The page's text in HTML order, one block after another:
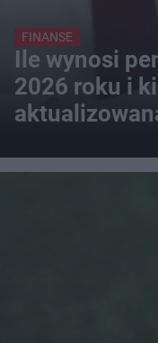
FINANSE
Ile wynosi
2026 roku i